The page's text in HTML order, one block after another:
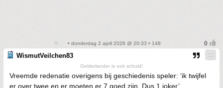
• donderdag 2 april 2026 @ 20:33 • 148
WismutVeilchen83
Gelderlander is ook schuld!
Vreemde redenatie overigens bij geschiedenis speler: ‘ik twijfel
er over twee en er moeten er 7 goed zijn. Dus 1 joker’.